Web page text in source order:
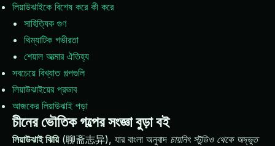
লিয়াউঝাইকে বিশেষ করে কী করে
সাহিত্যিক গুণ
থিম্যাটিক গভীরতা
শেয়াল আত্মার ঐতিহ্য
সবচেয়ে বিখ্যাত গল্পগুলি
লিয়াউঝাইয়ের প্রভাব
আজকের লিয়াউঝাই পড়া
চীনের ভৌতিক গল্পের সংজ্ঞা বুড়া বই
লিয়াউঝাই ঝিয়ি(聊斋志异), যার বাংলা অনুবাদ চায়নিৎ স্টুডিও থেকে অদ্ভুত